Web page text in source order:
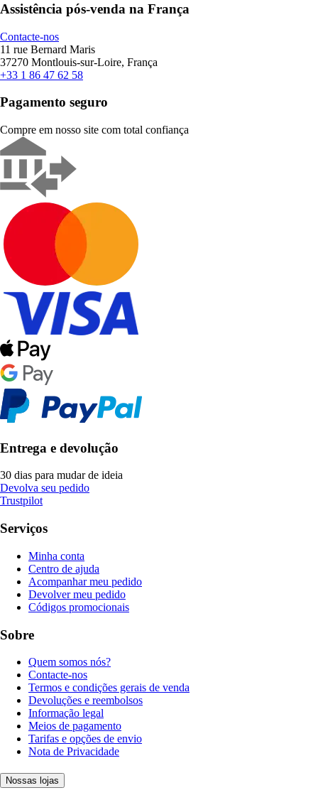
Assistência pós-venda na França
Contacte-nos
11 rue Bernard Maris
37270 Montlouis-sur-Loire, França
+33 1 86 47 62 58
Pagamento seguro
Compre em nosso site com total confiança
Entrega e devolução
30 dias para mudar de ideia
Devolva seu pedido
Trustpilot
Serviços
Minha conta
Centro de ajuda
Acompanhar meu pedido
Devolver meu pedido
Códigos promocionais
Sobre
Quem somos nós?
Contacte-nos
Termos e condições gerais de venda
Devoluções e reembolsos
Informação legal
Meios de pagamento
Tarifas e opções de envio
Nota de Privacidade
Nossas lojas